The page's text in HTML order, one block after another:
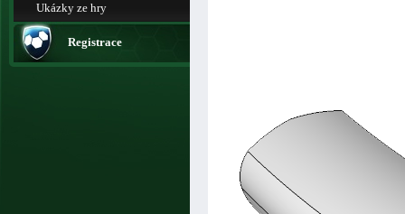
Ukázky ze hry
Registrace